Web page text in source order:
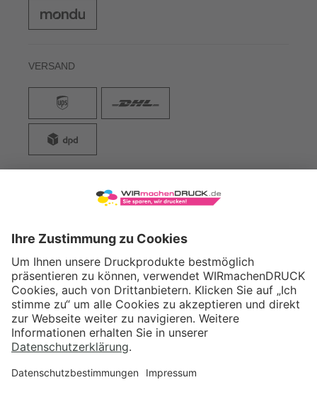
VERSAND
WIRmachenDRUCK GmbH
71522 Backnang
Tel.: +49 (0) 711 995 982 - 20
Fax: +49 (0) 711 995 982 - 21
SOCIAL MEDIA